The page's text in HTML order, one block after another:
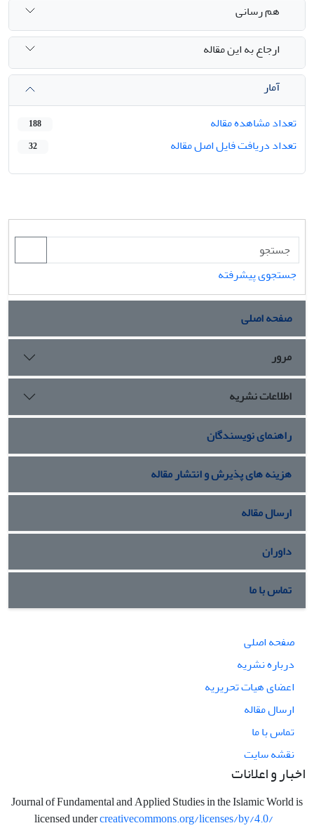
هم رسانی
ارجاع به این مقاله
آمار
تعداد مشاهده مقاله
188
تعداد دریافت فایل اصل مقاله 32
جستجوی پیشرفته
صفحه اصلی
مرور
اطلاعات نشریه
راهنمای نویسندگان
هزینه های پذیرش و انتشار مقاله
ارسال مقاله
داوران
تماس با ما
صفحه اصلی
درباره نشریه
اعضای هیات تحریریه
ارسال مقاله
تماس با ما
نقشه سایت
اخبار و اعلانات
Journal of Fundamental and Applied Studies in the Islamic World is
licensed undercreativecommons.org/licenses/by/4.0/